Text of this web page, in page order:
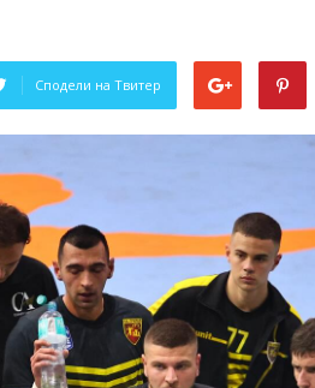
Сподели на Твитер